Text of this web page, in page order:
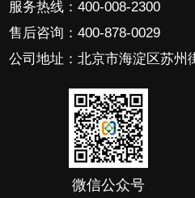
服务热线：400-008-2300
售后咨询：400-878-0029
公司地址：北京市海淀区苏州
微信公众号